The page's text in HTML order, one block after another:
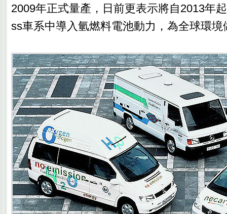
2009年正式量產，日前更表示將自2013年
ss車系中導入氫燃料電池動力，為全球環境